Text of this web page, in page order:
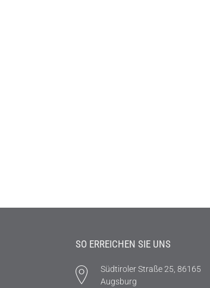
SO ERREICHEN SIE UNS
Südtiroler Straße 25, 86165
Augsburg